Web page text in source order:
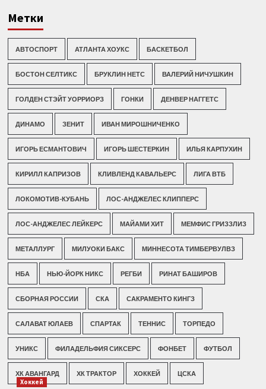
Метки
АВТОСПОРТ АТЛАНТА ХОУКС БАСКЕТБОЛ
БОСТОН СЕЛТИКС БРУКЛИН НЕТС ВАЛЕРИЙ НИЧУШКИН
ГОЛДЕН СТЭЙТ УОРРИОРЗ ГОНКИ ДЕНВЕР НАГГЕТС
ДИНАМО ЗЕНИТ ИВАН МИРОШНИЧЕНКО
ИГОРЬ ЕСМАНТОВИЧ ИГОРЬ ШЕСТЕРКИН ИЛЬЯ КАРПУХИН
КИРИЛЛ КАПРИЗОВ КЛИВЛЕНД КАВАЛЬЕРС ЛИГА ВТБ
ЛОКОМОТИВ-КУБАНЬ ЛОС-АНДЖЕЛЕС КЛИППЕРС
ЛОС-АНДЖЕЛЕС ЛЕЙКЕРС МАЙАМИ ХИТ МЕМФИС ГРИЗЗЛИЗ
МЕТАЛЛУРГ МИЛУОКИ БАКС МИННЕСОТА ТИМБЕРВУЛВЗ
НБА НЬЮ-ЙОРК НИКС РЕГБИ РИНАТ БАШИРОВ
СБОРНАЯ РОССИИ СКА САКРАМЕНТО КИНГЗ
САЛАВАТ ЮЛАЕВ СПАРТАК ТЕННИС ТОРПЕДО
УНИКС ФИЛАДЕЛЬФИЯ СИКСЕРС ФОНБЕТ ФУТБОЛ
ХК АВАНГАРД ХК ТРАКТОР ХОККЕЙ ЦСКА
Хоккей